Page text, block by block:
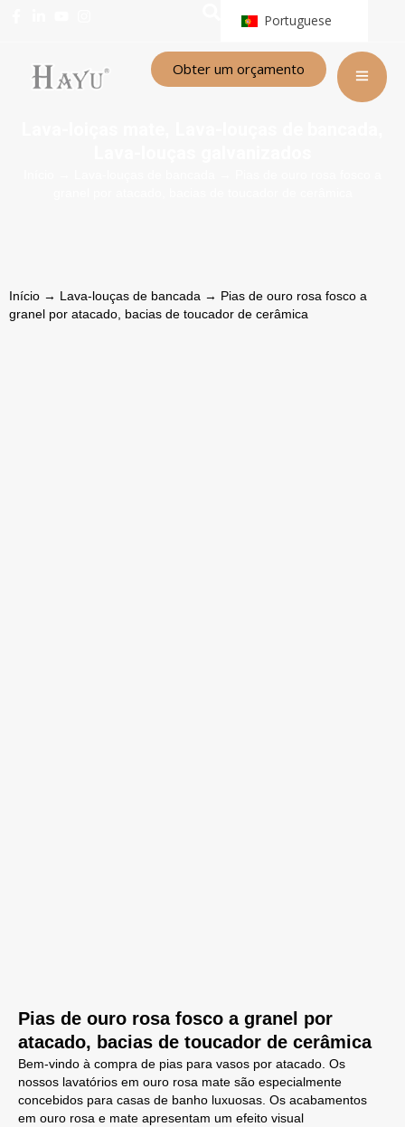
Portuguese
Obter um orçamento
Início → Lava-louças de bancada → Pias de ouro rosa fosco a
granel por atacado, bacias de toucador de cerâmica
Pias de ouro rosa fosco a granel por
atacado, bacias de toucador de cerâmica
Bem-vindo à compra de pias para vasos por atacado. Os
nossos lavatórios em ouro rosa mate são especialmente
concebidos para casas de banho luxuosas. Os acabamentos
em ouro rosa e mate apresentam um efeito visual